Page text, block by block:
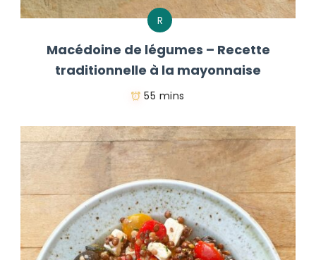
R
Macédoine de légumes – Recette
traditionnelle à la mayonnaise
55 mins